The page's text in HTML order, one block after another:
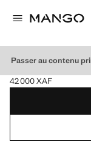
Passer au contenu
BALLERINES
Prix actuel [42 000
42 000 XAF
Choisissez une couleur